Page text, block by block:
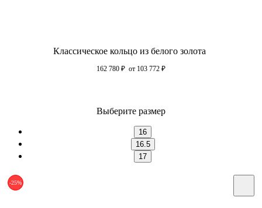
Классическое кольцо из белого золота
162 780 ₽ от 103 772 ₽
Выберите размер
16
16.5
17
-25%